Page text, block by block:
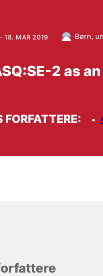
18. MAR 2019 Børn,
2 as
FORFATTERE: